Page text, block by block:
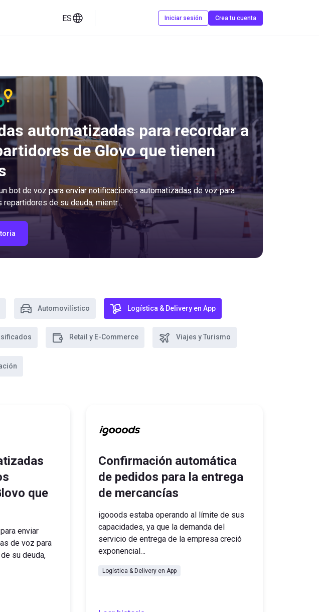
ES Iniciar sesión Crea tu cuenta
automatizadas para recordar a
de Glovo que tienen
bot de voz para enviar notificaciones automatizadas de voz para
repartidores de su deuda, mientr…
Automovilístico Logística & Delivery en App
Retail y E-Commerce Viajes y Turismo
que
enviar
de voz para
su deuda,
Confirmación automática
de pedidos para la entrega
de mercancías
igooods estaba operando al límite de sus
capacidades, ya que la demanda del
servicio de entrega de la empresa creció
exponencial…
Logística & Delivery en App